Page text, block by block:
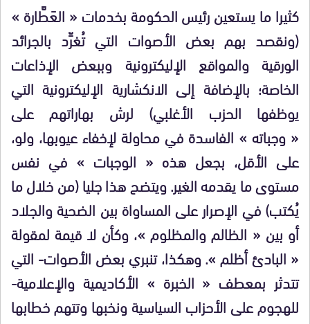
كثيرا ما يستعين رئيس الحكومة بخدمات « العَطَّارة »
(ونقصد بهم بعض الأصوات التي تُغرِّد بالجرائد
الورقية والمواقع الإليكترونية وببعض الإذاعات
الخاصة؛ بالإضافة إلى الانكشارية الإليكترونية التي
يوظفها الحزب الأغلبي) لرش بهاراتهم على
« وجباته » الفاسدة في محاولة لإخفاء عيوبها، ولو،
على الأقل، بجعل هذه « الوجبات » في نفس
مستوى ما يقدمه الغير. ويتضح هذا جليا (من خلال ما
يُكتب) في الإصرار على المساواة بين الضحية والجلاد
أو بين « الظالم والمظلوم »، وكأن لا قيمة لمقولة
« البادئ أظلم ». وهكذا، تنبري بعض الأصوات- التي
تتدثر بمعطف « الخبرة » الأكاديمية والإعلامية-
للهجوم على الأحزاب السياسية ونخبها وتتهم خطابها